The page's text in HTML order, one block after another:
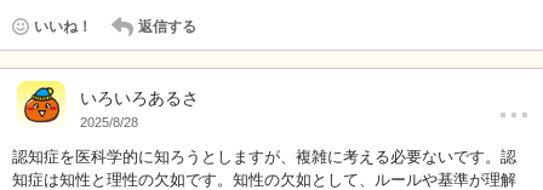
いいね！ 返信する
いろいろあるさ
2025/8/28 …
認知症を医科学的に知ろうとしますが、複雑に考える必要ないです。認
知症は知性と理性の欠如です。知性の欠如として、ルールや基準が理解